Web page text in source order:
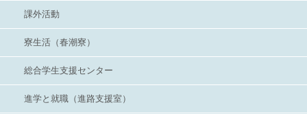
課外活動
寮生活（春潮寮）
総合学生支援センター
進学と就職（進路支援室）